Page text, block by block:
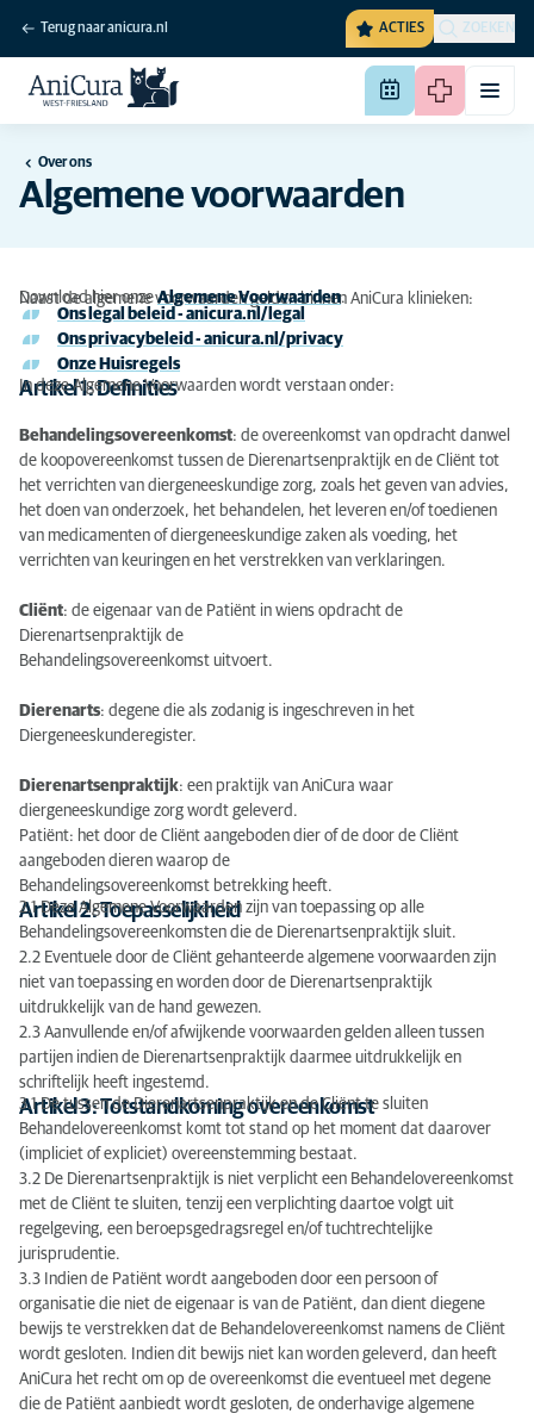
Terug naar anicura.nl ACTIES ZOEKEN
Over ons
Algemene voorwaarden
Download hier onzeAlgemene Voorwaarden.
Naast de algemene voorwaarden gelden binnen AniCura klinieken:
Ons legal beleid - anicura.nl/legal
Ons privacybeleid - anicura.nl/privacy
Onze Huisregels
Artikel 1: Definities
In deze Algemene Voorwaarden wordt verstaan onder:
Behandelingsovereenkomst: de overeenkomst van opdracht danwel
de koopovereenkomst tussen de Dierenartsenpraktijk en de Cliënt tot
het verrichten van diergeneeskundige zorg, zoals het geven van advies,
het doen van onderzoek, het behandelen, het leveren en/of toedienen
van medicamenten of diergeneeskundige zaken als voeding, het
verrichten van keuringen en het verstrekken van verklaringen.
Cliënt: de eigenaar van de Patiënt in wiens opdracht de
Dierenartsenpraktijk de
Behandelingsovereenkomst uitvoert.
Dierenarts: degene die als zodanig is ingeschreven in het
Diergeneeskunderegister.
Dierenartsenpraktijk: een praktijk van AniCura waar
diergeneeskundige zorg wordt geleverd.
Patiënt: het door de Cliënt aangeboden dier of de door de Cliënt
aangeboden dieren waarop de
Behandelingsovereenkomst betrekking heeft.
Artikel 2: Toepasselijkheid
2.1 Deze Algemene Voorwaarden zijn van toepassing op alle
Behandelingsovereenkomsten die de Dierenartsenpraktijk sluit.
2.2 Eventuele door de Cliënt gehanteerde algemene voorwaarden zijn
niet van toepassing en worden door de Dierenartsenpraktijk
uitdrukkelijk van de hand gewezen.
2.3 Aanvullende en/of afwijkende voorwaarden gelden alleen tussen
partijen indien de Dierenartsenpraktijk daarmee uitdrukkelijk en
schriftelijk heeft ingestemd.
Artikel 3: Totstandkoming overeenkomst
3.1 De tussen de Dierenartsenpraktijk en de Cliënt te sluiten
Behandelovereenkomst komt tot stand op het moment dat daarover
(impliciet of expliciet) overeenstemming bestaat.
3.2 De Dierenartsenpraktijk is niet verplicht een Behandelovereenkomst
met de Cliënt te sluiten, tenzij een verplichting daartoe volgt uit
regelgeving, een beroepsgedragsregel en/of tuchtrechtelijke
jurisprudentie.
3.3 Indien de Patiënt wordt aangeboden door een persoon of
organisatie die niet de eigenaar is van de Patiënt, dan dient diegene
bewijs te verstrekken dat de Behandelovereenkomst namens de Cliënt
wordt gesloten. Indien dit bewijs niet kan worden geleverd, dan heeft
AniCura het recht om op de overeenkomst die eventueel met degene
die de Patiënt aanbiedt wordt gesloten, de onderhavige algemene